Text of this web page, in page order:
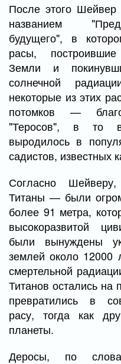
После этого Шейвер
названием
будущего", в
расы,
Земли и
солнечной
некоторые из этих
потомков —
"Теросов", в то
выродилось в
садистов, известных
Согласно
Титаны — были
более 91 метра,
высокоразвитой
были вынуждены
землей около 12000
смертельной
Титанов остались на
превратились в
расу, тогда как
планеты.
Деросы, по